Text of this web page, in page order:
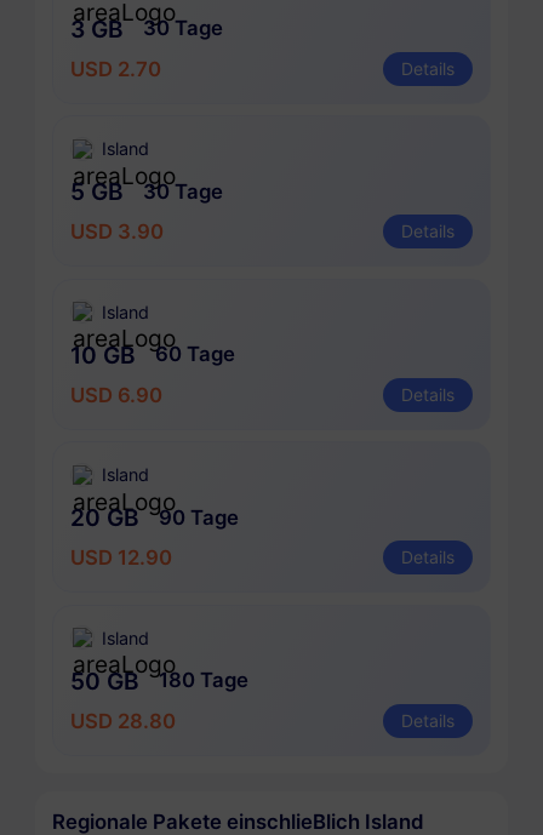
3 GB
30 Tage
USD 2.70
Details
Island
5 GB
30 Tage
USD 3.90
Details
Island
10 GB
60 Tage
USD 6.90
Details
Island
20 GB
90 Tage
USD 12.90
Details
Island
50 GB
180 Tage
USD 28.80
Details
Regionale Pakete einschlieBlich Island